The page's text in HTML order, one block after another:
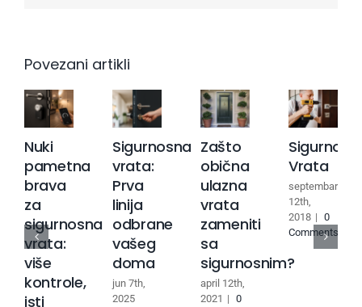
Povezani artikli
Nuki
pametna
brava
za
sigurnosna
vrata:
više
kontrole,
isti
Sigurnosna
vrata:
Prva
linija
odbrane
vašeg
doma
jun 7th,
2025
Zašto
obična
ulazna
vrata
zameniti
sa
sigurnosnim?
april 12th,
2021 | 0
Vrata
septembar
12th,
2018 | 0
Comments